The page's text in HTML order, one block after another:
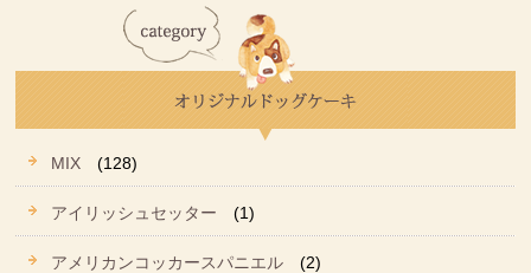
MIX (128)
アイリッシュセッター (1)
アメリカンコッカースパニエル (2)